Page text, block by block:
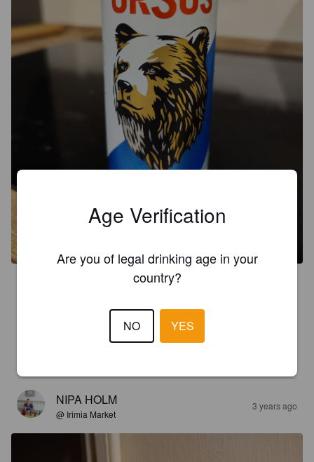
THE CRAZY BEARD
NIPA HOLM
@ Irimia Market
3 years ago
Age Verification
Are you of legal drinking age in your
country?
NO YES